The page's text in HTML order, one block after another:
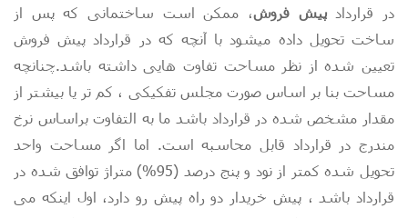
در قراردادپیش فروش، ممکن است ساختمانی که پس از
ساخت تحویل داده میشود با آنچه که در قرارداد پیش فروش
تعیین شده از نظر مساحت تفاوت هایی داشته باشد.چنانچه
مساحت بنا بر اساس صورت مجلس تفکیکی ، کم تر یا بیشتر از
مقدار مشخص شده در قرارداد باشد ما به التفاوت براساس نرخ
مندرج در قرارداد قابل محاسبه است. اما اگر مساحت واحد
تحویل شده کمتر از نود و پنج درصد (95%) متراژ توافق شده در
قرارداد باشد ، پیش خریدار دو راه پیش رو دارد، اول اینکه می